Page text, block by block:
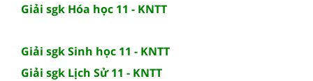
Giải sgk Hóa học 11 - KNTT
Giải sgk Sinh học 11 - KNTT
Giải sgk Lịch Sử 11 - KNTT